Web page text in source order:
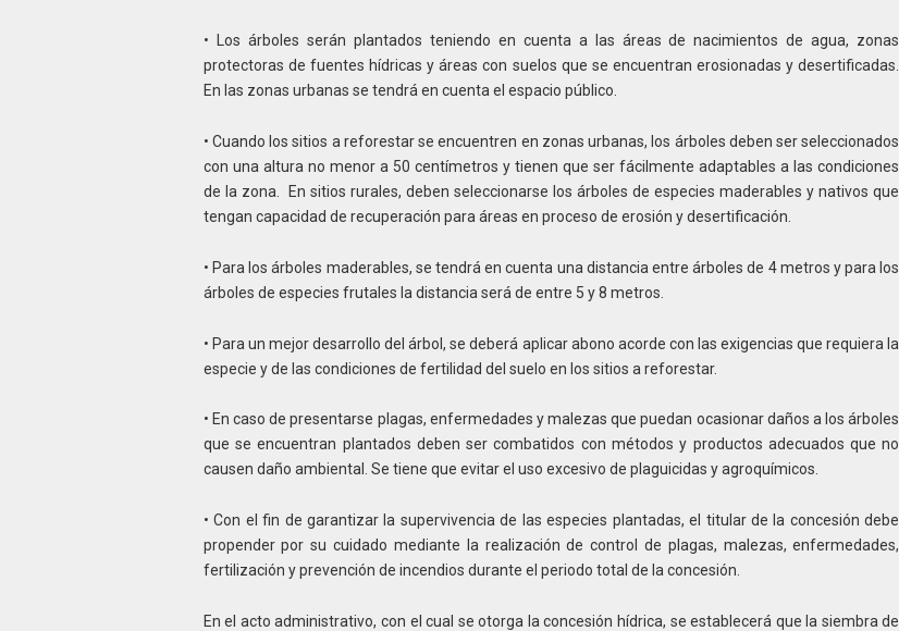
• Los árboles serán plantados teniendo en cuenta a las áreas de nacimientos de agua, zonas
protectoras de fuentes hídricas y áreas con suelos que se encuentran erosionadas y desertificadas.
En las zonas urbanas se tendrá en cuenta el espacio público.
• Cuando los sitios a reforestar se encuentren en zonas urbanas, los árboles deben ser seleccionados
con una altura no menor a 50 centímetros y tienen que ser fácilmente adaptables a las condiciones
de la zona. En sitios rurales, deben seleccionarse los árboles de especies maderables y nativos que
tengan capacidad de recuperación para áreas en proceso de erosión y desertificación.
• Para los árboles maderables, se tendrá en cuenta una distancia entre árboles de 4 metros y para los
árboles de especies frutales la distancia será de entre 5 y 8 metros.
• Para un mejor desarrollo del árbol, se deberá aplicar abono acorde con las exigencias que requiera la
especie y de las condiciones de fertilidad del suelo en los sitios a reforestar.
• En caso de presentarse plagas, enfermedades y malezas que puedan ocasionar daños a los árboles
que se encuentran plantados deben ser combatidos con métodos y productos adecuados que no
causen daño ambiental. Se tiene que evitar el uso excesivo de plaguicidas y agroquímicos.
• Con el fin de garantizar la supervivencia de las especies plantadas, el titular de la concesión debe
propender por su cuidado mediante la realización de control de plagas, malezas, enfermedades,
fertilización y prevención de incendios durante el periodo total de la concesión.
En el acto administrativo, con el cual se otorga la concesión hídrica, se establecerá que la siembra de